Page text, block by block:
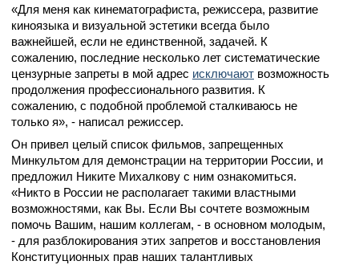
«Для меня как кинематографиста, режиссера, развитие
киноязыка и визуальной эстетики всегда было
важнейшей, если не единственной, задачей. К
сожалению, последние несколько лет систематические
цензурные запреты в мой адрес исключают возможность
продолжения профессионального развития. К
сожалению, с подобной проблемой сталкиваюсь не
только я», - написал режиссер.
Он привел целый список фильмов, запрещенных
Минкультом для демонстрации на территории России, и
предложил Никите Михалкову с ним ознакомиться.
«Никто в России не располагает такими властными
возможностями, как Вы. Если Вы сочтете возможным
помочь Вашим, нашим коллегам, - в основном молодым,
- для разблокирования этих запретов и восстановления
Конституционных прав наших талантливых